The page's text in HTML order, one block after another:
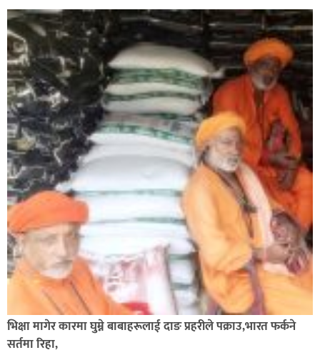
भिक्षा मागेर कारमा घुम्ने बाबाहरूलाई दाङ प्रहरीले पक्राउ,भारत फर्कने
सर्तमा रिहा,